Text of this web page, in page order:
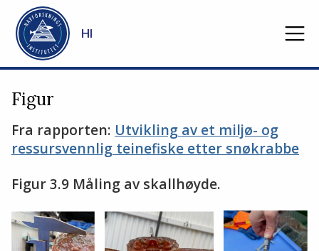
Gå til hovedinnhold
HI
Figur
Fra rapporten: Utvikling av et miljø- og
ressursvennlig teinefiske etter snøkrabbe
Figur 3.9 Måling av skallhøyde.